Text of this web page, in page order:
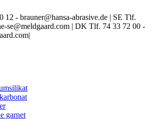
12 - brauner@hansa-abrasive.de | SE Tlf.
se@meldgaard.com | DK Tlf. 74 33 72 00 -
|
garnet